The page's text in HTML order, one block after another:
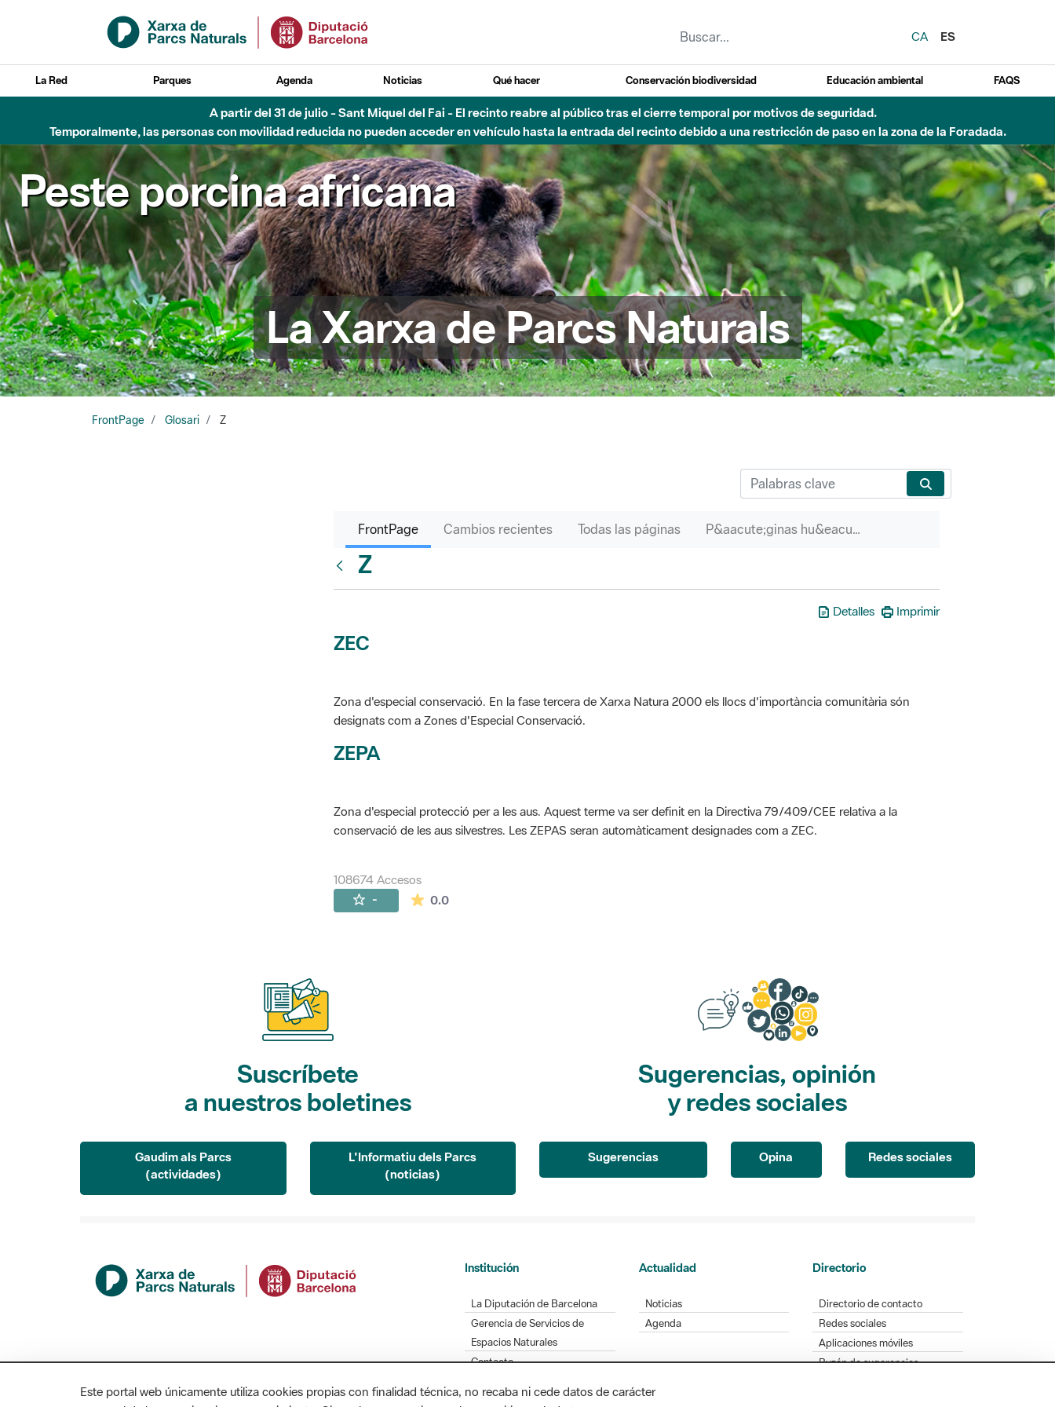
Saltar al contenido principal
CA
ES
La Red Parques Agenda Noticias Qué hacer Conservación biodiversidad Educación ambiental FAQS
A partir del 31 de julio - Sant Miquel del Fai - El recinto reabre al público tras el cierre temporal por motivos de seguridad.
Temporalmente, las personas con movilidad reducida no pueden acceder en vehículo hasta la entrada del recinto debido a una restricción de paso en la zona de la Foradada.
Peste porcina africana
La Xarxa de Parcs Naturals
FrontPage Glosari Z
FrontPage Cambios recientes Todas las páginas P&aacute;ginas hu&eacute;rfanas
Z
Detalles Imprimir
ZEC
Zona d'especial conservació. En la fase tercera de Xarxa Natura 2000 els llocs d'importància comunitària són
designats com a Zones d'Especial Conservació.
ZEPA
Zona d'especial protecció per a les aus. Aquest terme va ser definit en la Directiva 79/409/CEE relativa a la
conservació de les aus silvestres. Les ZEPAS seran automàticament designades com a ZEC.
108674 Accesos
- 0.0La valoración media es de 0 estrellas de 5.
Suscríbete
a nuestros boletines
Gaudim als Parcs
(actividades)
L'Informatiu dels Parcs
(noticias)
Sugerencias, opinión
y redes sociales
Sugerencias Opina Redes sociales
Institución
La Diputación de Barcelona
Gerencia de Servicios de
Espacios Naturales
Contacto
Actualidad
Noticias
Agenda
Directorio
Directorio de contacto
Redes sociales
Aplicaciones móviles
Buzón de sugerencias
Este portal web únicamente utiliza cookies propias con finalidad técnica, no recaba ni cede datos de carácter